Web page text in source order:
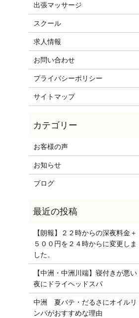
出張マッサージ
スクール
求人情報
お問い合わせ
プライバシーポリシー
サイトマップ
お客様の声
お知らせ
ブログ
【朗報】２２時からの深夜料金＋
５００円を２４時からに変更しま
した。
【中洲・中洲川端】寝付きが悪い
夜にドライヘッドスパ
中洲 夏バテ・だるさにオイルリ
ンパがおすすめな理由